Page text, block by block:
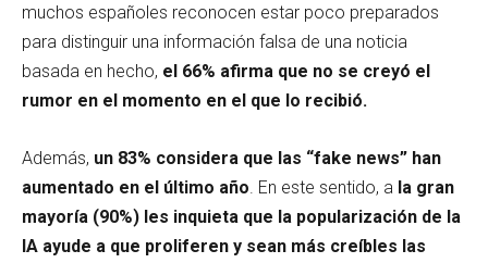
muchos españoles reconocen estar poco preparados
para distinguir una información falsa de una noticia
basada en hecho, el 66% afirma que no se creyó el
rumor en el momento en el que lo recibió.
Además, un 83% considera que las “fake news” han
aumentado en el último año . En este sentido, a la gran
mayoría (90%) les inquieta que la popularización de la
IA ayude a que proliferen y sean más creíbles las